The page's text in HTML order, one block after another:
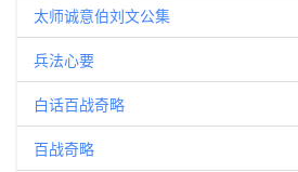
太师诚意伯刘文公集
兵法心要
白话百战奇略
百战奇略